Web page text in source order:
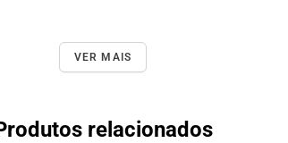
VER MAIS
relacionados